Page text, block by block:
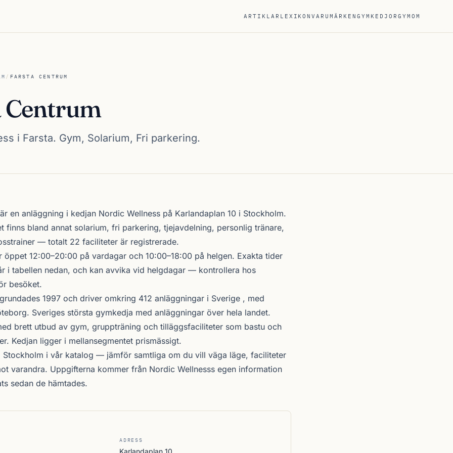
ARTIKLAR LEXIKONVARUMÄRKENGYMKEDJORGYMOM
/ FARSTA CENTRUM
Centrum
i Farsta. Gym, Solarium, Fri parkering.
en anläggning i kedjan Nordic Wellness på Karlandaplan 10 i Stockholm.
finns bland annat solarium, fri parkering, tjejavdelning, personlig tränare,
— totalt 22 faciliteter är registrerade.
öppet 12:00–20:00 på vardagar och 10:00–18:00 på helgen. Exakta tider
i tabellen nedan, och kan avvika vid helgdagar — kontrollera hos
besöket.
1997 och driver omkring 412 anläggningar i Sverige , med
Sveriges största gymkedja med anläggningar över hela landet.
brett utbud av gym, gruppträning och tilläggsfaciliteter som bastu och
Kedjan ligger i mellansegmentet prismässigt.
Stockholm i vår katalog — jämför samtliga om du vill väga läge, faciliteter
varandra. Uppgifterna kommer från Nordic Wellnesss egen information
sedan de hämtades.
ADRESS
Karlandaplan 10